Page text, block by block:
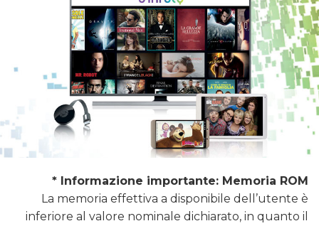
* Informazione importante: Memoria ROM
La memoria effettiva a disponibile dell’utente è
inferiore al valore nominale dichiarato, in quanto il